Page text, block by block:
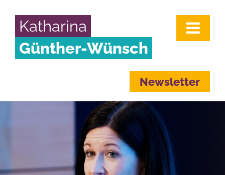
Katharina
Günther-Wünsch
Newsletter